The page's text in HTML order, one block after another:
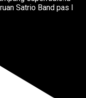
Satrio Band pas l